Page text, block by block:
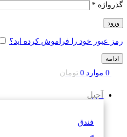
گذرواژه *
ورود
رمز عبور خود را فراموش کرده اید؟
ادامه
0 موارد 0 تومان
آجیل
فندق